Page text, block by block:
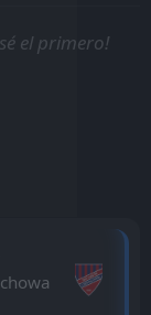
el primero!